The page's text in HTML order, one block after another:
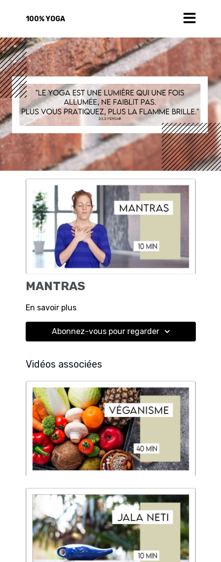
100% YOGA
MANTRAS
En savoir plus
Abonnez-vous pour regarder
Vidéos associées